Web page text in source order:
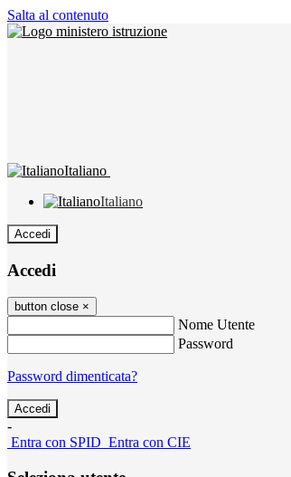
Salta al contenuto
Italiano
Italiano
Accedi
Accedi
button close ×
Nome Utente
Password
Password dimenticata?
-
Entra con SPID Entra con CIE